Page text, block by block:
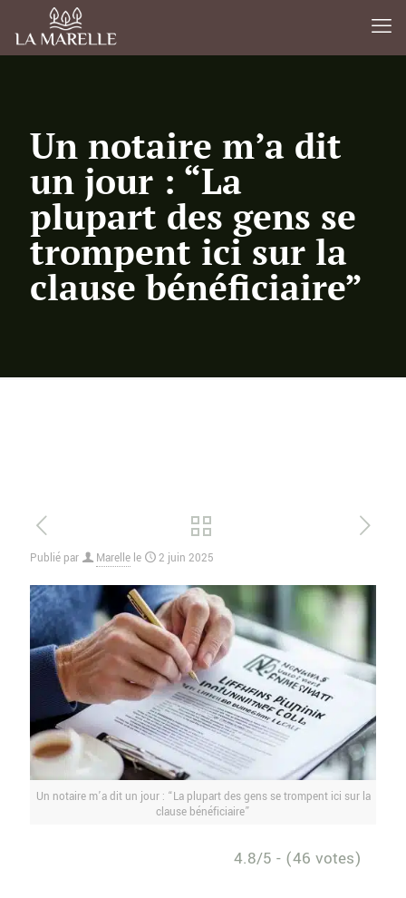
Un notaire m’a dit
un jour : “La
plupart des gens se
trompent ici sur la
clause bénéficiaire”
Publié par Marelle le 2 juin 2025
Un notaire m’a dit un jour : “La plupart des gens se trompent ici sur la
clause bénéficiaire”
4.8/5 - (46 votes)